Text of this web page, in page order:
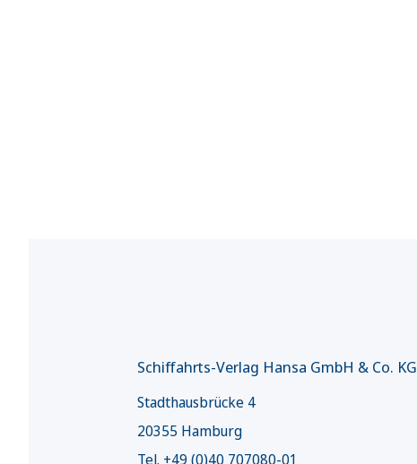
Schiffahrts-Verlag Hansa GmbH & Co. KG
Stadthausbrücke 4
20355 Hamburg
Tel. +49 (0)40 707080-01